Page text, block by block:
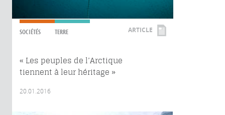
SOCIÉTÉS TERRE ARTICLE
« Les peuples de l’Arctique
tiennent à leur héritage »
20.01.2016